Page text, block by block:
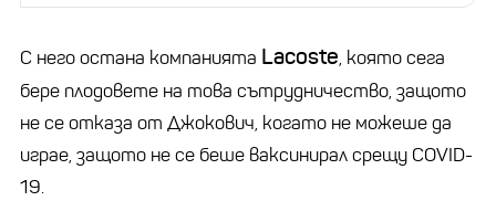
С него остана компанията Lacoste, която сега
бере плодовете на това сътрудничество, защото
не се отказа от Джокович, когато не можеше да
играе, защото не се беше ваксинирал срещу COVID-
19.